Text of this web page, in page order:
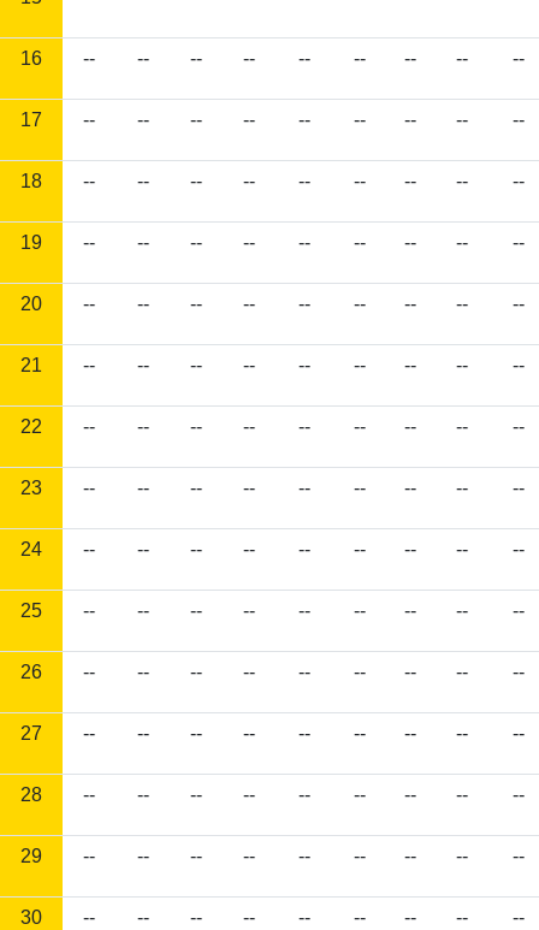
16 -- -- -- -- -- -- -- -- --
17 -- -- -- -- -- -- -- -- --
18 -- -- -- -- -- -- -- -- --
19 -- -- -- -- -- -- -- -- --
20 -- -- -- -- -- -- -- -- --
21 -- -- -- -- -- -- -- -- --
22 -- -- -- -- -- -- -- -- --
23 -- -- -- -- -- -- -- -- --
24 -- -- -- -- -- -- -- -- --
25 -- -- -- -- -- -- -- -- --
26 -- -- -- -- -- -- -- -- --
27 -- -- -- -- -- -- -- -- --
28 -- -- -- -- -- -- -- -- --
29 -- -- -- -- -- -- -- -- --
30 -- -- -- -- -- -- -- -- --